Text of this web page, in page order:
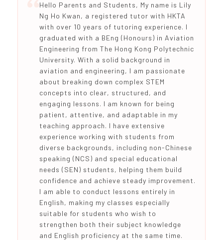
Hello Parents and Students, My name is Lily
Ng Ho Kwan, a registered tutor with HKTA
with over 10 years of tutoring experience. I
graduated with a BEng (Honours) in Aviation
Engineering from The Hong Kong Polytechnic
University. With a solid background in
aviation and engineering, I am passionate
about breaking down complex STEM
concepts into clear, structured, and
engaging lessons. I am known for being
patient, attentive, and adaptable in my
teaching approach. I have extensive
experience working with students from
diverse backgrounds, including non-Chinese
speaking (NCS) and special educational
needs (SEN) students, helping them build
confidence and achieve steady improvement.
I am able to conduct lessons entirely in
English, making my classes especially
suitable for students who wish to
strengthen both their subject knowledge
and English proficiency at the same time.